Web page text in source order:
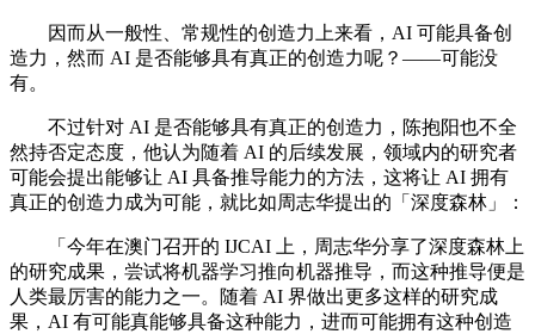
因而从一般性、常规性的创造力上来看，AI 可能具备创
造力，然而 AI 是否能够具有真正的创造力呢？——可能没
有。
不过针对 AI 是否能够具有真正的创造力，陈抱阳也不全
然持否定态度，他认为随着 AI 的后续发展，领域内的研究者
可能会提出能够让 AI 具备推导能力的方法，这将让 AI 拥有
真正的创造力成为可能，就比如周志华提出的「深度森林」：
「今年在澳门召开的 IJCAI 上，周志华分享了深度森林上
的研究成果，尝试将机器学习推向机器推导，而这种推导便是
人类最厉害的能力之一。随着 AI 界做出更多这样的研究成
果，AI 有可能真能够具备这种能力，进而可能拥有这种创造